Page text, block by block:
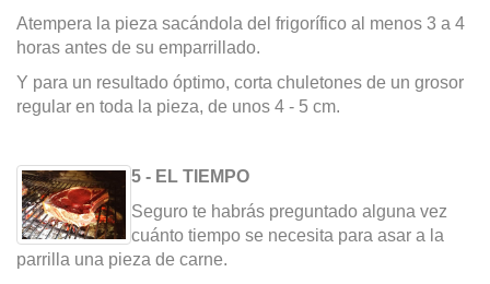
Atempera la pieza sacándola del frigorífico al menos 3 a 4
horas antes de su emparrillado.
Y para un resultado óptimo, corta chuletones de un grosor
regular en toda la pieza, de unos 4 - 5 cm.
5 - EL TIEMPO
Seguro te habrás preguntado alguna vez
cuánto tiempo se necesita para asar a la
parrilla una pieza de carne.